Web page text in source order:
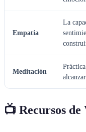
Empatía
La
Meditación
📺 Recursos de